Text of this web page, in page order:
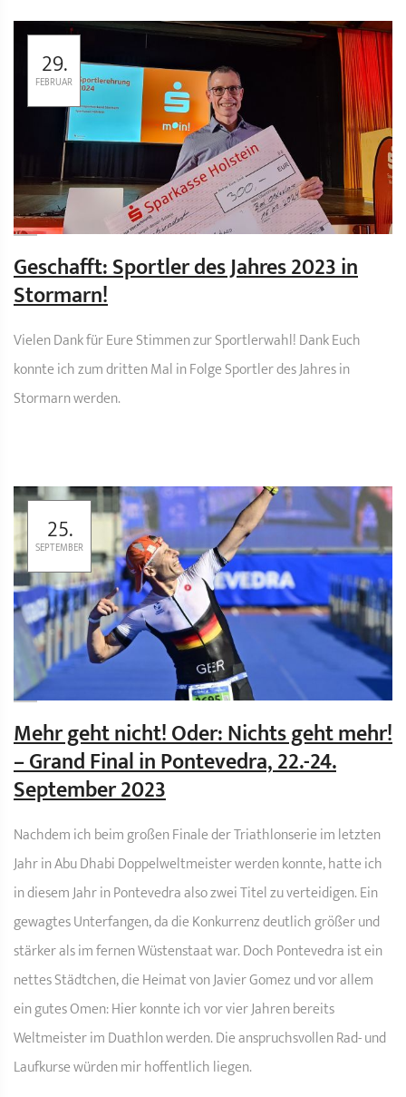
29.
FEBRUAR
Geschafft: Sportler des Jahres 2023 in
Stormarn!
Vielen Dank für Eure Stimmen zur Sportlerwahl! Dank Euch
konnte ich zum dritten Mal in Folge Sportler des Jahres in
Stormarn werden.
25.
SEPTEMBER
Mehr geht nicht! Oder: Nichts geht mehr!
– Grand Final in Pontevedra, 22.-24.
September 2023
Nachdem ich beim großen Finale der Triathlonserie im letzten
Jahr in Abu Dhabi Doppelweltmeister werden konnte, hatte ich
in diesem Jahr in Pontevedra also zwei Titel zu verteidigen. Ein
gewagtes Unterfangen, da die Konkurrenz deutlich größer und
stärker als im fernen Wüstenstaat war. Doch Pontevedra ist ein
nettes Städtchen, die Heimat von Javier Gomez und vor allem
ein gutes Omen: Hier konnte ich vor vier Jahren bereits
Weltmeister im Duathlon werden. Die anspruchsvollen Rad- und
Laufkurse würden mir hoffentlich liegen.